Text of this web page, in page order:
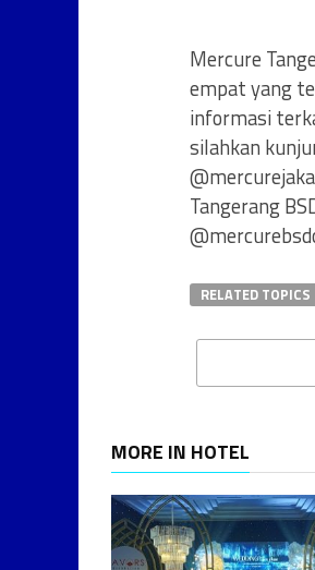
Mercure
empat yang
informasi
silahkan
Tangerang
RELATED TOPICS
MORE IN HOTEL